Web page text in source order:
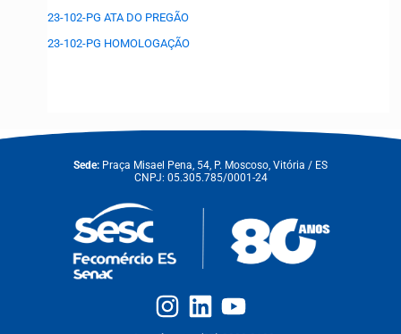
23-102-PG ATA DO PREGÃO
23-102-PG HOMOLOGAÇÃO
Sede: Praça Misael Pena, 54, P. Moscoso, Vitória / ES
CNPJ: 05.305.785/0001-24